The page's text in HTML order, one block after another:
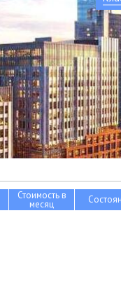
Стоимость в
месяц